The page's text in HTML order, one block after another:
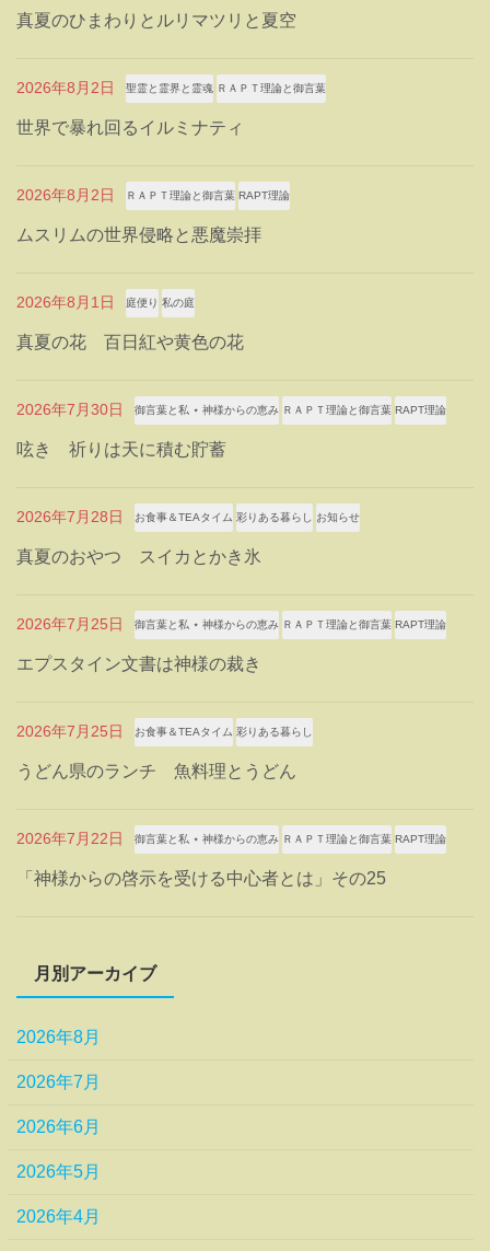
真夏のひまわりとルリマツリと夏空
2026年8月2日 聖霊と霊界と霊魂 ＲＡＰＴ理論と御言葉
世界で暴れ回るイルミナティ
2026年8月2日 ＲＡＰＴ理論と御言葉 RAPT理論
ムスリムの世界侵略と悪魔崇拝
2026年8月1日 庭便り 私の庭
真夏の花 百日紅や黄色の花
2026年7月30日 御言葉と私 ⋆ 神様からの恵み ＲＡＰＴ理論と御言葉 RAPT理論
呟き 祈りは天に積む貯蓄
2026年7月28日 お食事＆TEAタイム 彩りある暮らし お知らせ
真夏のおやつ スイカとかき氷
2026年7月25日 御言葉と私 ⋆ 神様からの恵み ＲＡＰＴ理論と御言葉 RAPT理論
エプスタイン文書は神様の裁き
2026年7月25日 お食事＆TEAタイム 彩りある暮らし
うどん県のランチ 魚料理とうどん
2026年7月22日 御言葉と私 ⋆ 神様からの恵み ＲＡＰＴ理論と御言葉 RAPT理論
「神様からの啓示を受ける中心者とは」その25
月別アーカイブ
2026年8月
2026年7月
2026年6月
2026年5月
2026年4月